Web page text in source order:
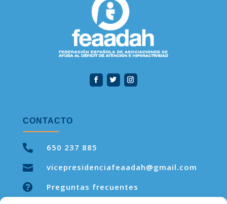
CONTACTO

650 237 885

vicepresidenciafeaadah@gmail.com
 Preguntas frecuentes